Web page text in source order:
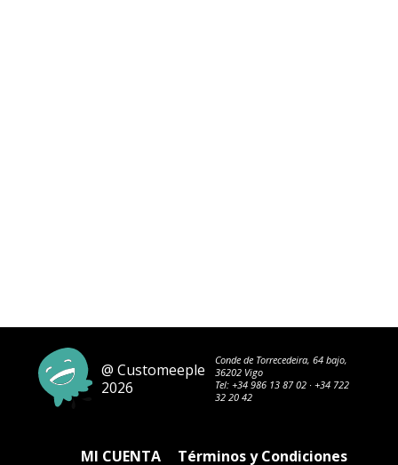
@ Customeeple
2026
Conde de Torrecedeira, 64 bajo,
36202 Vigo
Tel: +34 986 13 87 02· +34 722
32 20 42
MI CUENTA Términos y Condiciones